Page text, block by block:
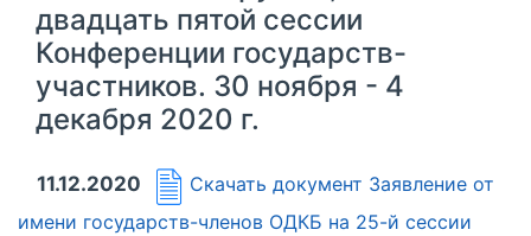
двадцать пятой сессии
Конференции государств-
участников. 30 ноября - 4
декабря 2020 г.
11.12.2020 Скачать документ Заявление от
имени государств-членов ОДКБ на 25-й сессии